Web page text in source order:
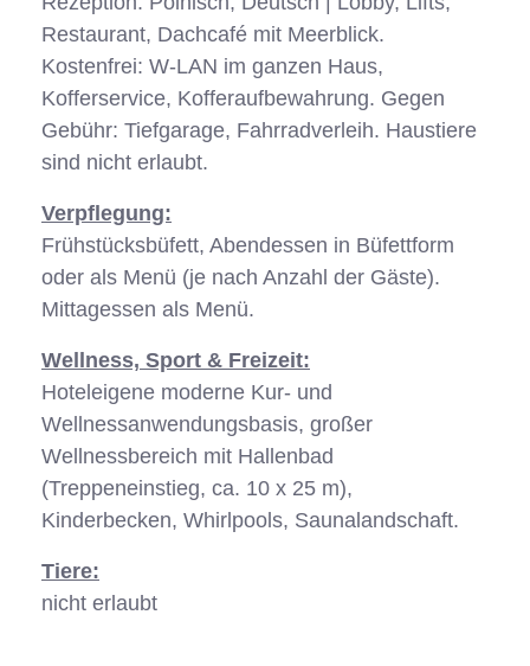
Restaurant, Dachcafé mit Meerblick.
Kostenfrei: W-LAN im ganzen Haus,
Kofferservice, Kofferaufbewahrung. Gegen
Gebühr: Tiefgarage, Fahrradverleih. Haustiere
sind nicht erlaubt.
Verpflegung:
Frühstücksbüfett, Abendessen in Büfettform
oder als Menü (je nach Anzahl der Gäste).
Mittagessen als Menü.
Wellness, Sport & Freizeit:
Hoteleigene moderne Kur- und
Wellnessanwendungsbasis, großer
Wellnessbereich mit Hallenbad
(Treppeneinstieg, ca. 10 x 25 m),
Kinderbecken, Whirlpools, Saunalandschaft.
Tiere:
nicht erlaubt